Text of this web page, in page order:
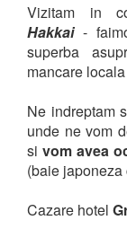
Vizitam in
Hakkai-
superba
mancare
Ne indreptam
unde ne vom
si vom avea
(baie japoneza
Cazare hotel